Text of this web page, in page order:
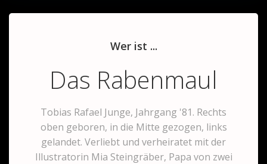
Wer ist ...
Das Rabenmaul
Tobias Rafael Junge, Jahrgang '81. Rechts
oben geboren, in die Mitte gezogen, links
gelandet. Verliebt und verheiratet mit der
Illustratorin Mia Steingräber, Papa von zwei